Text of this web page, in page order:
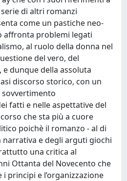
di altri romanzi
come un pastiche neo-
affronta problemi legati
al ruolo della donna nel
del vero, del
dunque della assoluta
discorso storico, con un
fatti e nelle aspettative del
che sta più a cuore
poichè il romanzo - al di
narrativa e degli arguti giochi
una critica al
Ottanta del Novecento che
principi e l’organizzazione